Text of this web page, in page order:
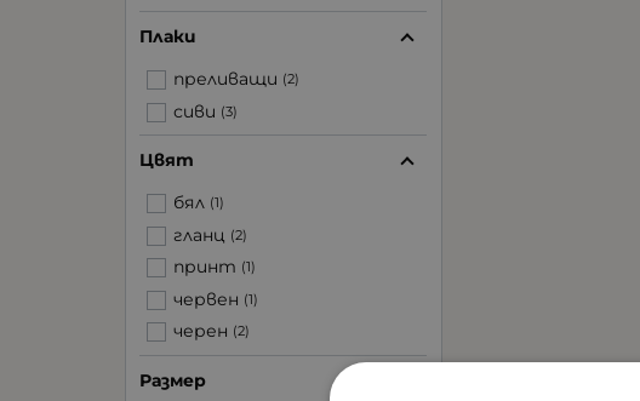
Плаки
преливащи (2)
сиви (3)
Цвят
бял (1)
гланц (2)
принт (1)
червен (1)
черен (2)
Размер